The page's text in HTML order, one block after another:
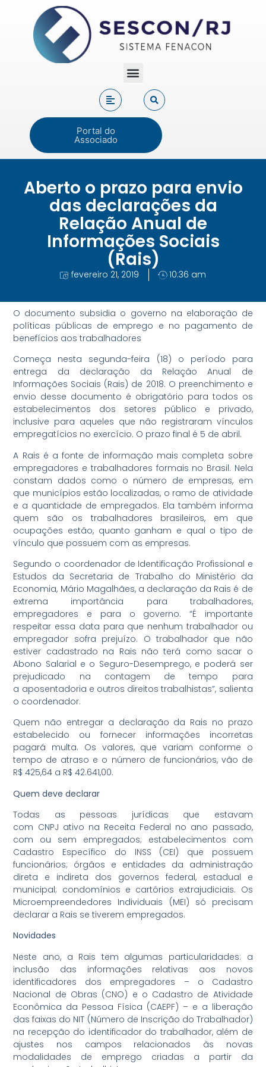
Portal do
Associado
Aberto o prazo para envio
das declarações da
Relação Anual de
Informações Sociais
(Rais)
fevereiro 21, 2019 10:36 am
O documento subsidia o governo na elaboração de
políticas públicas de emprego e no pagamento de
benefícios aos trabalhadores
Começa nesta segunda-feira (18) o período para
entrega da declaração da Relação Anual de
Informações Sociais (Rais) de 2018. O preenchimento e
envio desse documento é obrigatório para todos os
estabelecimentos dos setores público e privado,
inclusive para aqueles que não registraram vínculos
empregatícios no exercício. O prazo final é 5 de abril.
A Rais é a fonte de informação mais completa sobre
empregadores e trabalhadores formais no Brasil. Nela
constam dados como o número de empresas, em
que municípios estão localizadas, o ramo de atividade
e a quantidade de empregados. Ela também informa
quem são os trabalhadores brasileiros, em que
ocupações estão, quanto ganham e qual o tipo de
vínculo que possuem com as empresas.
Segundo o coordenador de Identificação Profissional e
Estudos da Secretaria de Trabalho do Ministério da
Economia, Mário Magalhães, a declaração da Rais é de
extrema importância para trabalhadores,
empregadores e para o governo. “É importante
respeitar essa data para que nenhum trabalhador ou
empregador sofra prejuízo. O trabalhador que não
estiver cadastrado na Rais não terá como sacar o
Abono Salarial e o Seguro-Desemprego, e poderá ser
prejudicado na contagem de tempo para
a aposentadoria e outros direitos trabalhistas”, salienta
o coordenador.
Quem não entregar a declaração da Rais no prazo
estabelecido ou fornecer informações incorretas
pagará multa. Os valores, que variam conforme o
tempo de atraso e o número de funcionários, vão de
R$ 425,64 a R$ 42.641,00.
Quem deve declarar
Todas as pessoas jurídicas que estavam
com CNPJ ativo na Receita Federal no ano passado,
com ou sem empregados; estabelecimentos com
Cadastro Específico do INSS (CEI) que possuem
funcionários; órgãos e entidades da administração
direta e indireta dos governos federal, estadual e
municipal; condomínios e cartórios extrajudiciais. Os
Microempreendedores Individuais (MEI) só precisam
declarar a Rais se tiverem empregados.
Novidades
Neste ano, a Rais tem algumas particularidades: a
inclusão das informações relativas aos novos
identificadores dos empregadores – o Cadastro
Nacional de Obras (CNO) e o Cadastro de Atividade
Econômica da Pessoa Física (CAEPF) – e a liberação
das faixas do NIT (Número de Inscrição do Trabalhador)
na recepção do identificador do trabalhador, além de
ajustes nos campos relacionados às novas
modalidades de emprego criadas a partir da